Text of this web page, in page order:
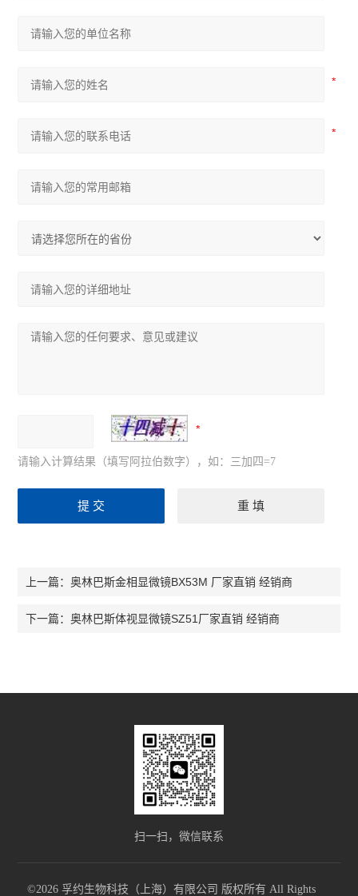
奥林巴斯BX43生物显微镜
尼康Ts2倒置显微镜
奥林巴斯CX23生物显微镜
请输入计算结果（填写阿拉伯数字），如：三加四=7
上一篇：奥林巴斯金相显微镜BX53M 厂家直销 经销商
下一篇：奥林巴斯体视显微镜SZ51厂家直销 经销商
扫一扫，微信联系
©2026 孚约生物科技（上海）有限公司 版权所有 All Rights